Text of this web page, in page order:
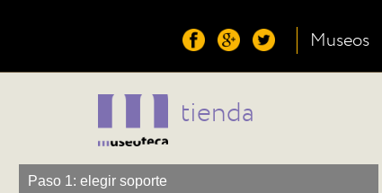
Museos
tienda
Paso 1: elegir soporte